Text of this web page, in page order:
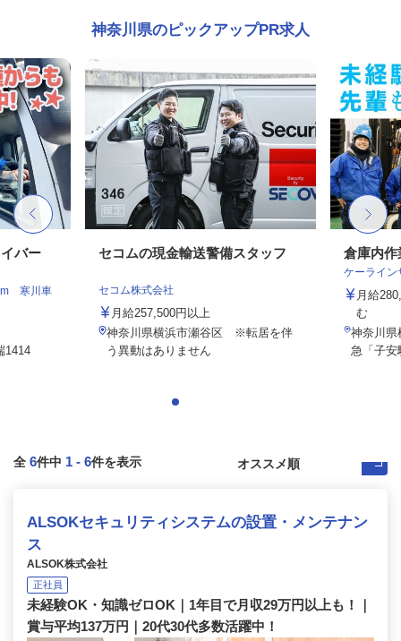
神奈川県のピックアップPR求人
バー
寒川車
1414
セコムの現金輸送警備スタッフ
セコム株式会社
月給257,500円以上
神奈川県横浜市瀬谷区 ※転居を伴
う異動はありません
倉庫内作
ケーライ
月給
む
神奈川県
急「子安
全 6件中 1 - 6件を表示
ALSOKセキュリティシステムの設置・メンテナン
ス
ALSOK株式会社
正社員
未経験OK・知識ゼロOK｜1年目で月収29万円以上も！｜
賞与平均137万円｜20代30代多数活躍中！